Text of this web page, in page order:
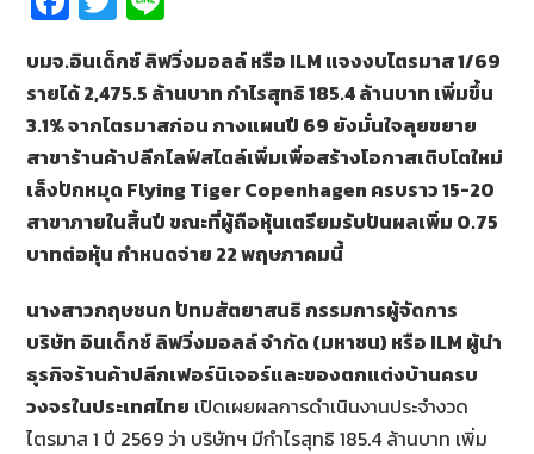
ce
b
o
o
k
wi
tt
er
n
e
บมจ.อินเด็กซ์ ลิฟวิ่งมอลล์ หรือ ILM แจงงบไตรมาส 1/69
รายได้ 2,475.5 ล้านบาท กำไรสุทธิ 185.4 ล้านบาท เพิ่มขึ้น
3.1% จากไตรมาสก่อน กางแผนปี 69 ยังมั่นใจลุยขยาย
สาขาร้านค้าปลีกไลฟ์สไตล์เพิ่มเพื่อสร้างโอกาสเติบโตใหม่
เล็งปักหมุด Flying Tiger Copenhagen ครบราว 15-20
สาขาภายในสิ้นปี ขณะที่ผู้ถือหุ้นเตรียมรับปันผลเพิ่ม 0.75
บาทต่อหุ้น กำหนดจ่าย 22 พฤษภาคมนี้
นางสาวกฤษชนก ปัทมสัตยาสนธิ กรรมการผู้จัดการ
บริษัท อินเด็กซ์ ลิฟวิ่งมอลล์ จำกัด (มหาชน) หรือ ILM ผู้นำ
ธุรกิจร้านค้าปลีกเฟอร์นิเจอร์และของตกแต่งบ้านครบ
วงจรในประเทศไทย เปิดเผยผลการดำเนินงานประจำงวด
ไตรมาส 1 ปี 2569 ว่า บริษัทฯ มีกำไรสุทธิ 185.4 ล้านบาท เพิ่ม